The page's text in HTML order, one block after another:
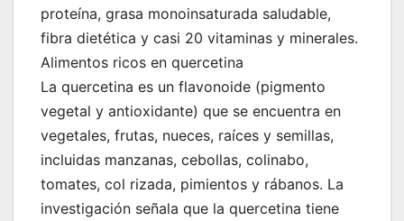
proteína, grasa monoinsaturada saludable,
fibra dietética y casi 20 vitaminas y minerales.
Alimentos ricos en quercetina
La quercetina es un flavonoide (pigmento
vegetal y antioxidante) que se encuentra en
vegetales, frutas, nueces, raíces y semillas,
incluidas manzanas, cebollas, colinabo,
tomates, col rizada, pimientos y rábanos. La
investigación señala que la quercetina tiene